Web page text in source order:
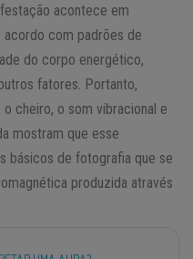
acontece em
acordo com padrões de
do corpo energético,
fatores. Portanto,
cheiro, o som vibracional e
mostram que esse
básicos de fotografia que se
produzida através